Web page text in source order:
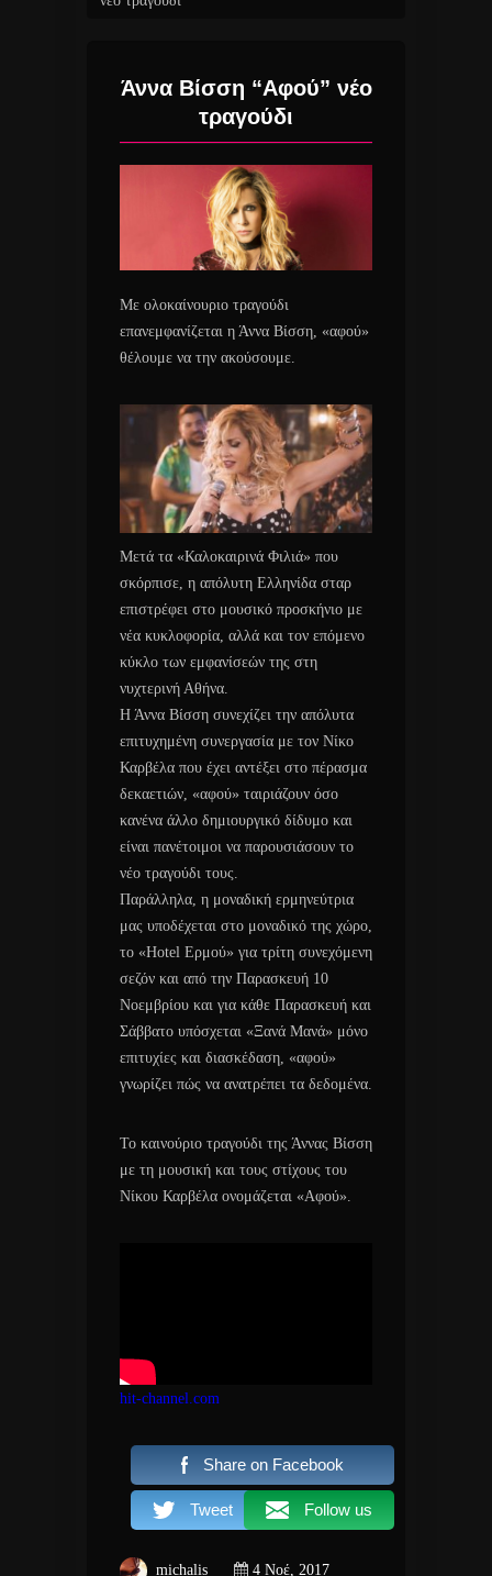
Άννα Βίσση “Αφού” νέο
τραγούδι
Με ολοκαίνουριο τραγούδι
επανεμφανίζεται η Άννα Βίσση, «αφού»
θέλουμε να την ακούσουμε.
Μετά τα «Καλοκαιρινά Φιλιά» που
σκόρπισε, η απόλυτη Ελληνίδα σταρ
επιστρέφει στο μουσικό προσκήνιο με
νέα κυκλοφορία, αλλά και τον επόμενο
κύκλο των εμφανίσεών της στη
νυχτερινή Αθήνα.
Η Άννα Βίσση συνεχίζει την απόλυτα
επιτυχημένη συνεργασία με τον Νίκο
Καρβέλα που έχει αντέξει στο πέρασμα
δεκαετιών, «αφού» ταιριάζουν όσο
κανένα άλλο δημιουργικό δίδυμο και
είναι πανέτοιμοι να παρουσιάσουν το
νέο τραγούδι τους.
Παράλληλα, η μοναδική ερμηνεύτρια
μας υποδέχεται στο μοναδικό της χώρο,
το «Hotel Ερμού» για τρίτη συνεχόμενη
σεζόν και από την Παρασκευή 10
Νοεμβρίου και για κάθε Παρασκευή και
Σάββατο υπόσχεται «Ξανά Μανά» μόνο
επιτυχίες και διασκέδαση, «αφού»
γνωρίζει πώς να ανατρέπει τα δεδομένα.
Το καινούριο τραγούδι της Άννας Βίσση
με τη μουσική και τους στίχους του
Νίκου Καρβέλα ονομάζεται «Αφού».
hit-channel.com
Share on Facebook
Tweet Follow us
michalis 4 Νοέ, 2017